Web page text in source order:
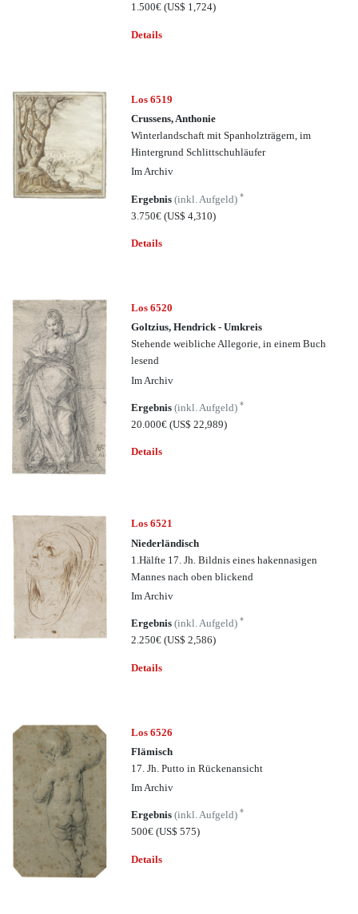
1.500€(US$ 1,724)
Details
Los 6519
Crussens, Anthonie
Winterlandschaft mit Spanholzträgern, im
Hintergrund Schlittschuhläufer
Im Archiv
Ergebnis(inkl. Aufgeld)*
3.750€(US$ 4,310)
Details
Los 6520
Goltzius, Hendrick - Umkreis
Stehende weibliche Allegorie, in einem Buch
lesend
Im Archiv
Ergebnis(inkl. Aufgeld)*
20.000€(US$ 22,989)
Details
Los 6521
Niederländisch
1.Hälfte 17. Jh. Bildnis eines hakennasigen
Mannes nach oben blickend
Im Archiv
Ergebnis(inkl. Aufgeld)*
2.250€(US$ 2,586)
Details
Los 6526
Flämisch
17. Jh. Putto in Rückenansicht
Im Archiv
Ergebnis(inkl. Aufgeld)*
500€(US$ 575)
Details